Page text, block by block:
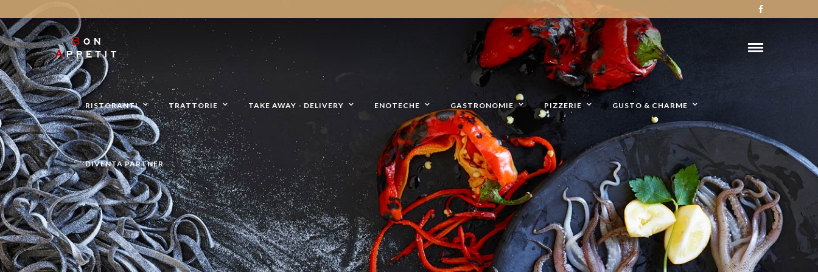
RISTORANTI TRATTORIE TAKE AWAY - DELIVERY ENOTECHE GASTRONOMIE PIZZERIE GUSTO & CHARME
DIVENTA PARTNER